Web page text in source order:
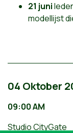
21 juni
modellijst
04 Oktober
09:00 AM
Studio CityGate